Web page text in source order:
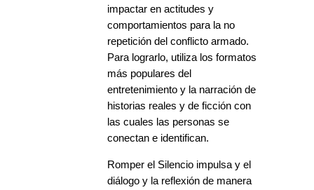
impactar en actitudes y
comportamientos para la no
repetición del conflicto armado.
Para lograrlo, utiliza los formatos
más populares del
entretenimiento y la narración de
historias reales y de ficción con
las cuales las personas se
conectan e identifican.
Romper el Silencio impulsa y el
diálogo y la reflexión de manera